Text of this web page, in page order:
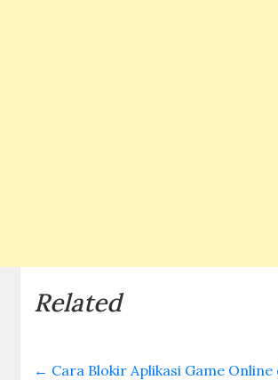
Related
← Cara Blokir Aplikasi Game